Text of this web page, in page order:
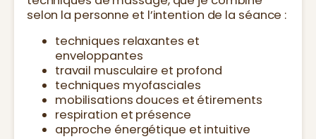
selon la personne et l’intention de la séance :
techniques relaxantes et
enveloppantes
travail musculaire et profond
techniques myofasciales
mobilisations douces et étirements
respiration et présence
approche énergétique et intuitive